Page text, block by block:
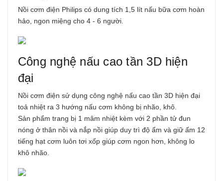
Nồi cơm điện Philips có dung tích 1,5 lít nấu bữa cơm hoàn
hảo, ngon miệng cho 4 - 6 người.
Công nghệ nấu cao tần 3D hiện
đại
Nồi cơm điện sử dụng công nghệ nấu cao tần 3D hiện đại
toả nhiệt ra 3 hướng nấu cơm không bị nhão, khô.
Sản phẩm trang bị 1 mâm nhiệt kèm với 2 phần tử đun
nóng ở thân nồi và nắp nồi giúp duy trì độ ẩm và giữ ấm 12
tiếng hạt cơm luôn tơi xốp giúp cơm ngon hơn, không lo
khô nhão.